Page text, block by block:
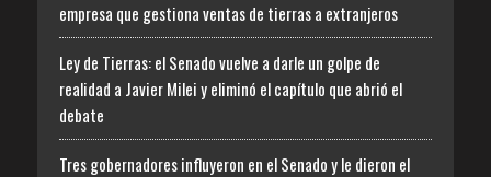
empresa que gestiona ventas de tierras a extranjeros
Ley de Tierras: el Senado vuelve a darle un golpe de
realidad a Javier Milei y eliminó el capítulo que abrió el
debate
Tres gobernadores influyeron en el Senado y le dieron el